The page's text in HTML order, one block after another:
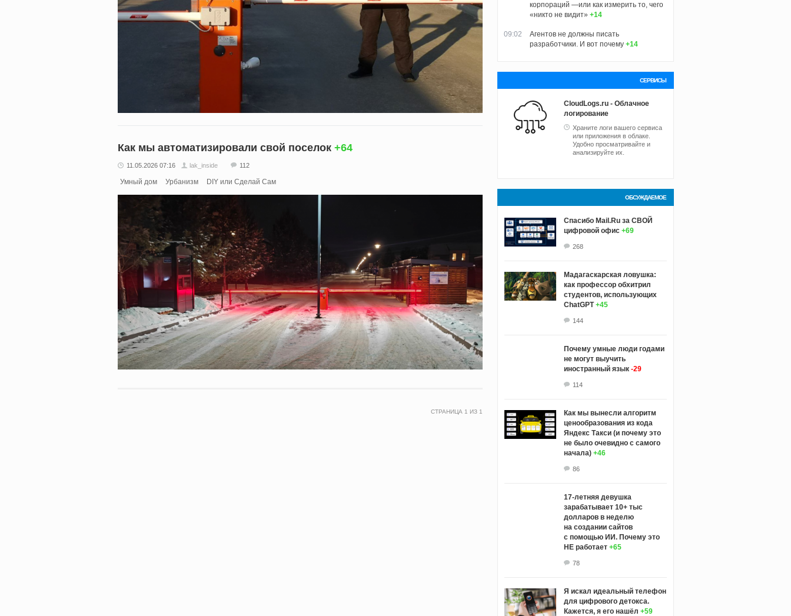
Как мы автоматизировали свой поселок +64
11.05.2026 07:16 lak_inside 112
Умный дом Урбанизм DIY или Сделай Сам
СТРАНИЦА 1 ИЗ 1
корпораций —или как измерить то, чего
«никто не видит» +14
09:02
Агентов не должны писать
разработчики. И вот почему +14
СЕРВИСЫ
CloudLogs.ru - Облачное
логирование
Храните логи вашего сервиса
или приложения в облаке.
Удобно просматривайте и
анализируйте их.
ОБСУЖДАЕМОЕ
Спасибо Mail.Ru за СВОЙ
цифровой офис +69
268
Мадагаскарская ловушка:
как профессор обхитрил
студентов, использующих
ChatGPT +45
144
Почему умные люди годами
не могут выучить
иностранный язык -29
114
Как мы вынесли алгоритм
ценообразования из кода
Яндекс Такси (и почему это
не было очевидно с самого
начала) +46
86
17-летняя девушка
зарабатывает 10+ тыс
долларов в неделю
на создании сайтов
с помощью ИИ. Почему это
НЕ работает +65
78
Я искал идеальный телефон
для цифрового детокса.
Кажется, я его нашёл +59